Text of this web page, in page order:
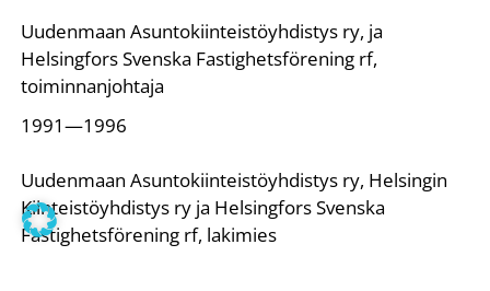
Uudenmaan Asuntokiinteistöyhdistys ry, ja
Helsingfors Svenska Fastighetsförening rf,
toiminnanjohtaja
1991—1996
Uudenmaan Asuntokiinteistöyhdistys ry, Helsingin
Kiinteistöyhdistys ry ja Helsingfors Svenska
Fastighetsförening rf, lakimies